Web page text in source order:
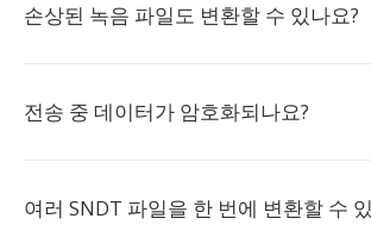
손상된 녹음 파일도 변환할 수 있나요?
전송 중 데이터가 암호화되나요?
여러 SNDT 파일을 한 번에 변환할 수